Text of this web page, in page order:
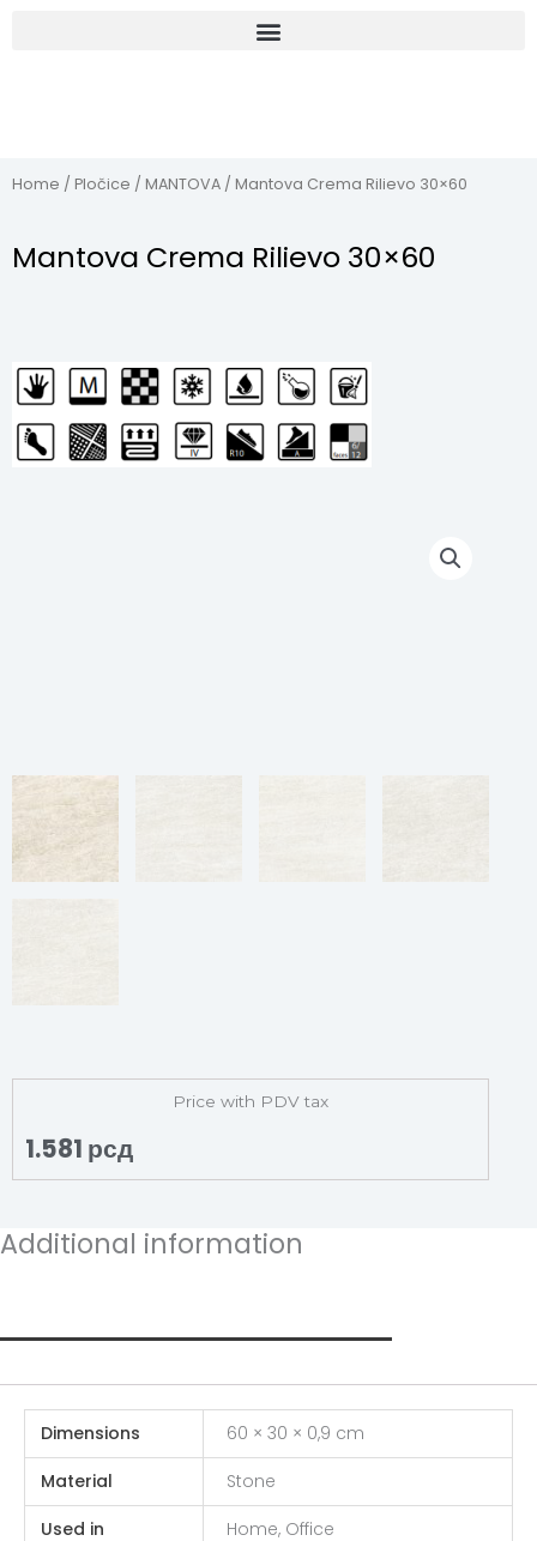
Home / Pločice / MANTOVA / Mantova Crema Rilievo 30×60
Mantova Crema Rilievo 30×60
Price with PDV tax
1.581 рсд
Additional information
Dimensions
60 × 30 × 0,9 cm
Material
Stone
Used in
Home, Office